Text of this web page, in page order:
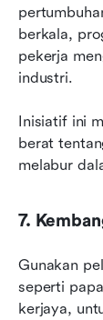
berkala,
pekerja
industri.
Inisiatif ini
berat
melabur
7.
Gunakan
seperti
kerjaya,